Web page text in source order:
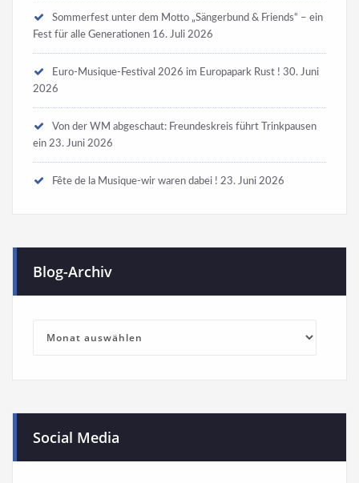
Sommerfest unter dem Motto „Sängerbund & Friends“ – ein
Fest für alle Generationen 16. Juli 2026
Euro-Musique-Festival 2026 im Europapark Rust ! 30. Juni
2026
Von der WM abgeschaut: Freundeskreis führt Trinkpausen
ein 23. Juni 2026
Fête de la Musique-wir waren dabei ! 23. Juni 2026
Blog-Archiv
Archiv
Social Media